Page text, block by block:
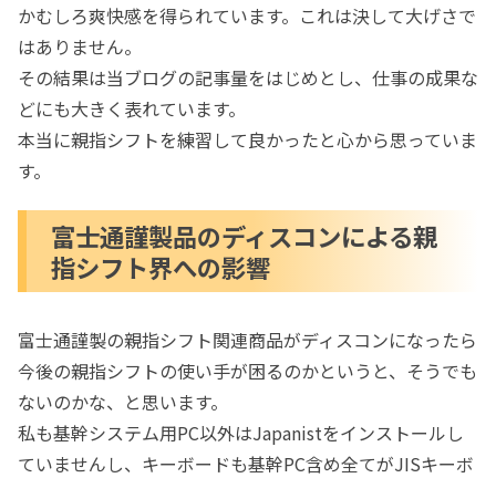
かむしろ爽快感を得られています。これは決して大げさで
はありません。
その結果は当ブログの記事量をはじめとし、仕事の成果な
どにも大きく表れています。
本当に親指シフトを練習して良かったと心から思っていま
す。
富士通謹製品のディスコンによる親
指シフト界への影響
富士通謹製の親指シフト関連商品がディスコンになったら
今後の親指シフトの使い手が困るのかというと、そうでも
ないのかな、と思います。
私も基幹システム用PC以外はJapanistをインストールし
ていませんし、キーボードも基幹PC含め全てがJISキーボ